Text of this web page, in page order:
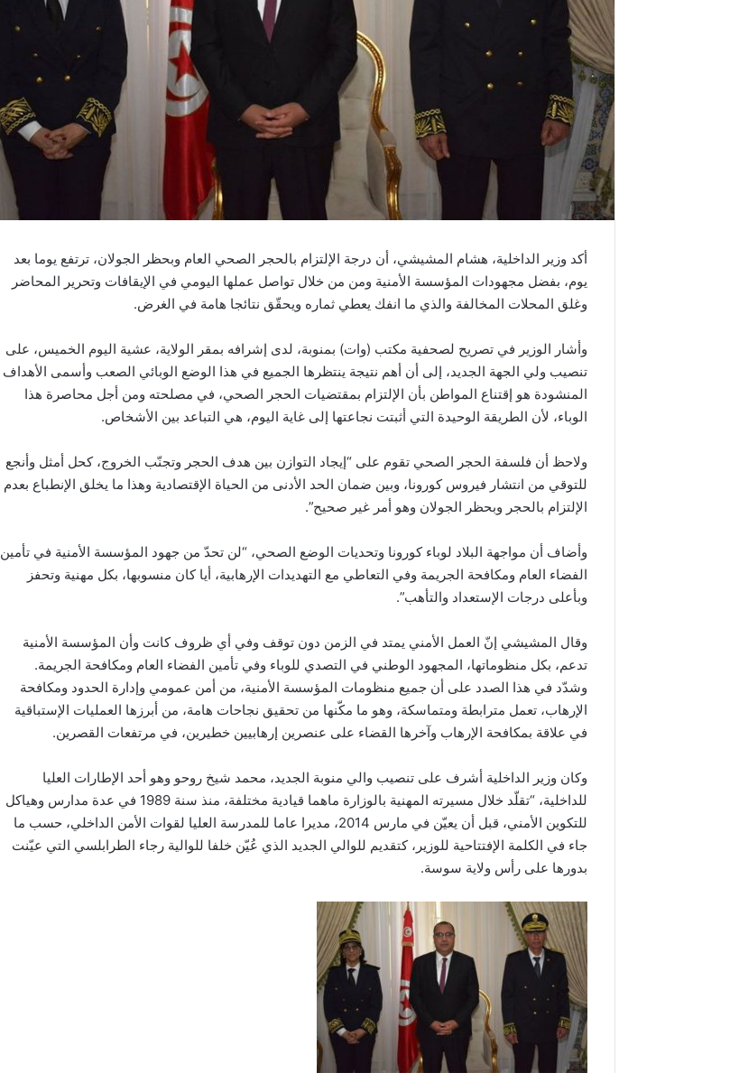
أكد وزير الداخلية، هشام المشيشي، أن درجة الإلتزام بالحجر الصحي العام وبحظر الجولان، ترتفع يوما بعد
يوم، بفضل مجهودات المؤسسة الأمنية ومن من خلال تواصل عملها اليومي في الإيقافات وتحرير المحاضر
وغلق المحلات المخالفة والذي ما انفك يعطي ثماره ويحقّق نتائجا هامة في الغرض.
وأشار الوزير في تصريح لصحفية مكتب (وات) بمنوبة، لدى إشرافه بمقر الولاية، عشية اليوم الخميس، على
تنصيب ولي الجهة الجديد، إلى أن أهم نتيجة ينتظرها الجميع في هذا الوضع الوبائي الصعب وأسمى الأهداف
المنشودة هو إقتناع المواطن بأن الإلتزام بمقتضيات الحجر الصحي، في مصلحته ومن أجل محاصرة هذا
الوباء، لأن الطريقة الوحيدة التي أثبتت نجاعتها إلى غاية اليوم، هي التباعد بين الأشخاص.
ولاحظ أن فلسفة الحجر الصحي تقوم على “إيجاد التوازن بين هدف الحجر وتجنّب الخروج، كحل أمثل وأنجع
للتوقي من انتشار فيروس كورونا، وبين ضمان الحد الأدنى من الحياة الإقتصادية وهذا ما يخلق الإنطباع بعدم
الإلتزام بالحجر وبحظر الجولان وهو أمر غير صحيح”.
وأضاف أن مواجهة البلاد لوباء كورونا وتحديات الوضع الصحي، “لن تحدّ من جهود المؤسسة الأمنية في تأمين
الفضاء العام ومكافحة الجريمة وفي التعاطي مع التهديدات الإرهابية، أيا كان منسوبها، بكل مهنية وتحفز
وبأعلى درجات الإستعداد والتأهب”.
وقال المشيشي إنّ العمل الأمني يمتد في الزمن دون توقف وفي أي ظروف كانت وأن المؤسسة الأمنية
تدعم، بكل منظوماتها، المجهود الوطني في التصدي للوباء وفي تأمين الفضاء العام ومكافحة الجريمة.
وشدّد في هذا الصدد على أن جميع منظومات المؤسسة الأمنية، من أمن عمومي وإدارة الحدود ومكافحة
الإرهاب، تعمل مترابطة ومتماسكة، وهو ما مكّنها من تحقيق نجاحات هامة، من أبرزها العمليات الإستباقية
في علاقة بمكافحة الإرهاب وآخرها القضاء على عنصرين إرهابيين خطيرين، في مرتفعات القصرين.
وكان وزير الداخلية أشرف على تنصيب والي منوبة الجديد، محمد شيخ روحو وهو أحد الإطارات العليا
للداخلية، “تقلّد خلال مسيرته المهنية بالوزارة ماهما قيادية مختلفة، منذ سنة 1989 في عدة مدارس وهياكل
للتكوين الأمني، قبل أن يعيّن في مارس 2014، مديرا عاما للمدرسة العليا لقوات الأمن الداخلي، حسب ما
جاء في الكلمة الإفتتاحية للوزير، كتقديم للوالي الجديد الذي عُيّن خلفا للوالية رجاء الطرابلسي التي عيّنت
بدورها على رأس ولاية سوسة.